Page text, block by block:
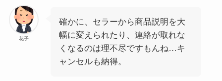
花子
確かに、セラーから商品説明を大
幅に変えられたり、連絡が取れな
くなるのは理不尽ですもんね…キ
ャンセルも納得。